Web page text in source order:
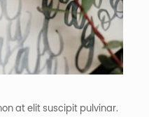
at elit suscipit pulvinar.